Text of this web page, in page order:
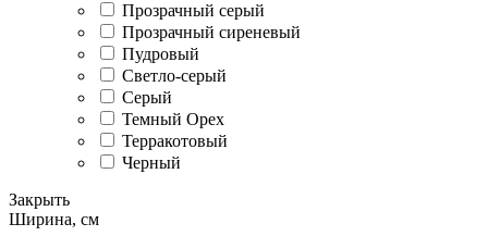
Прозрачный серый
Прозрачный сиреневый
Пудровый
Светло-серый
Серый
Темный Орех
Терракотовый
Черный
Закрыть
Ширина, см